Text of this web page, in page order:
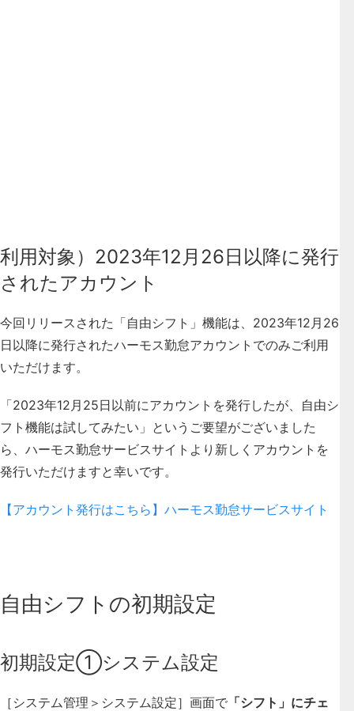
利用対象）2023年12月26日以降に発行
されたアカウント
今回リリースされた「自由シフト」機能は、 2023年12月26
日以降に発行されたハーモス勤怠アカウントでのみご利用
いただけます。
「2023年12月25日以前にアカウントを発行したが、自由シ
フト機能は試してみたい」というご要望がございました
ら、ハーモス勤怠サービスサイトより新しくアカウントを
発行いただけますと幸いです。
【アカウント発行はこちら】ハーモス勤怠サービスサイト
自由シフトの初期設定
初期設定①システム設定
［システム管理＞システム設定］画面で 「シフト」にチェ